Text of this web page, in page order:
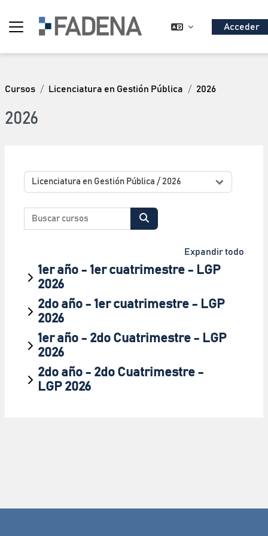
Acceder
Cursos Licenciatura en Gestión Pública 2026
2026
Categorías
Buscar cursos
Buscar cursos
Expandir todo
1er año - 1er cuatrimestre - LGP
2026
2do año - 1er cuatrimestre - LGP
2026
1er año - 2do Cuatrimestre - LGP
2026
2do año - 2do Cuatrimestre -
LGP 2026